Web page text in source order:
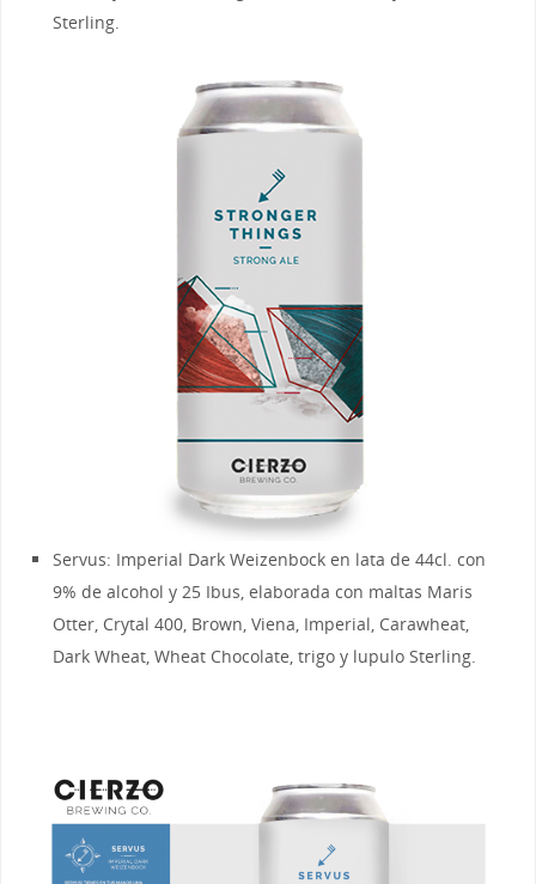
Sterling.
Servus: Imperial Dark Weizenbock en lata de 44cl. con
9% de alcohol y 25 Ibus, elaborada con maltas Maris
Otter, Crytal 400, Brown, Viena, Imperial, Carawheat,
Dark Wheat, Wheat Chocolate, trigo y lupulo Sterling.